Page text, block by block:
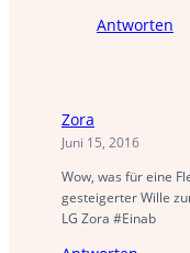
Antworten
Zora
Juni 15, 2016
Wow, was für eine
gesteigerter Wille
LG Zora #Einab